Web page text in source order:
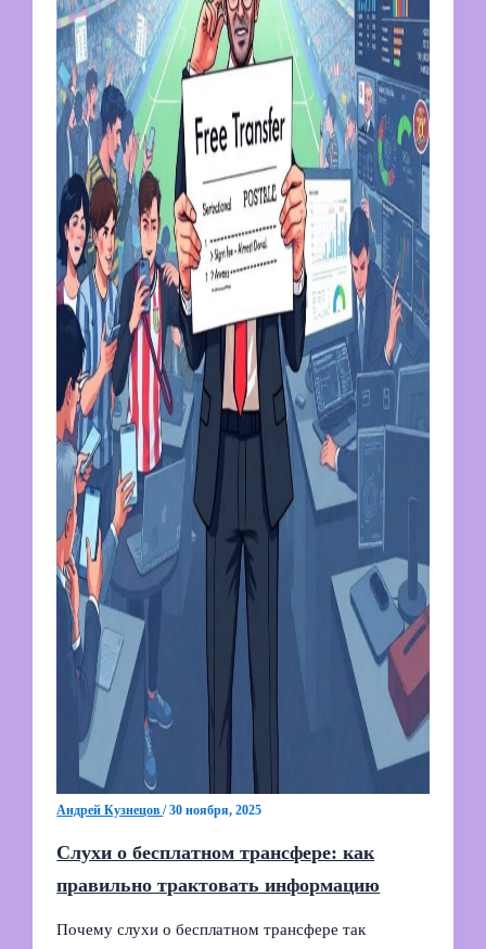
Андрей Кузнецов/30 ноября, 2025
Слухи о бесплатном трансфере: как
правильно трактовать информацию
Почему слухи о бесплатном трансфере так